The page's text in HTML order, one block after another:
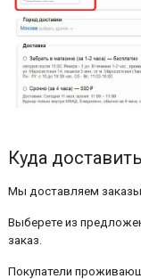
Куда
Мы доставляем
Выберете из
заказ.
Покупатели